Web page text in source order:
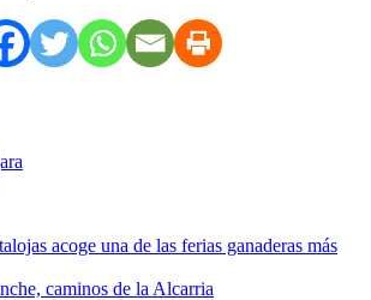
acoge una de las ferias ganaderas más
caminos de la Alcarria